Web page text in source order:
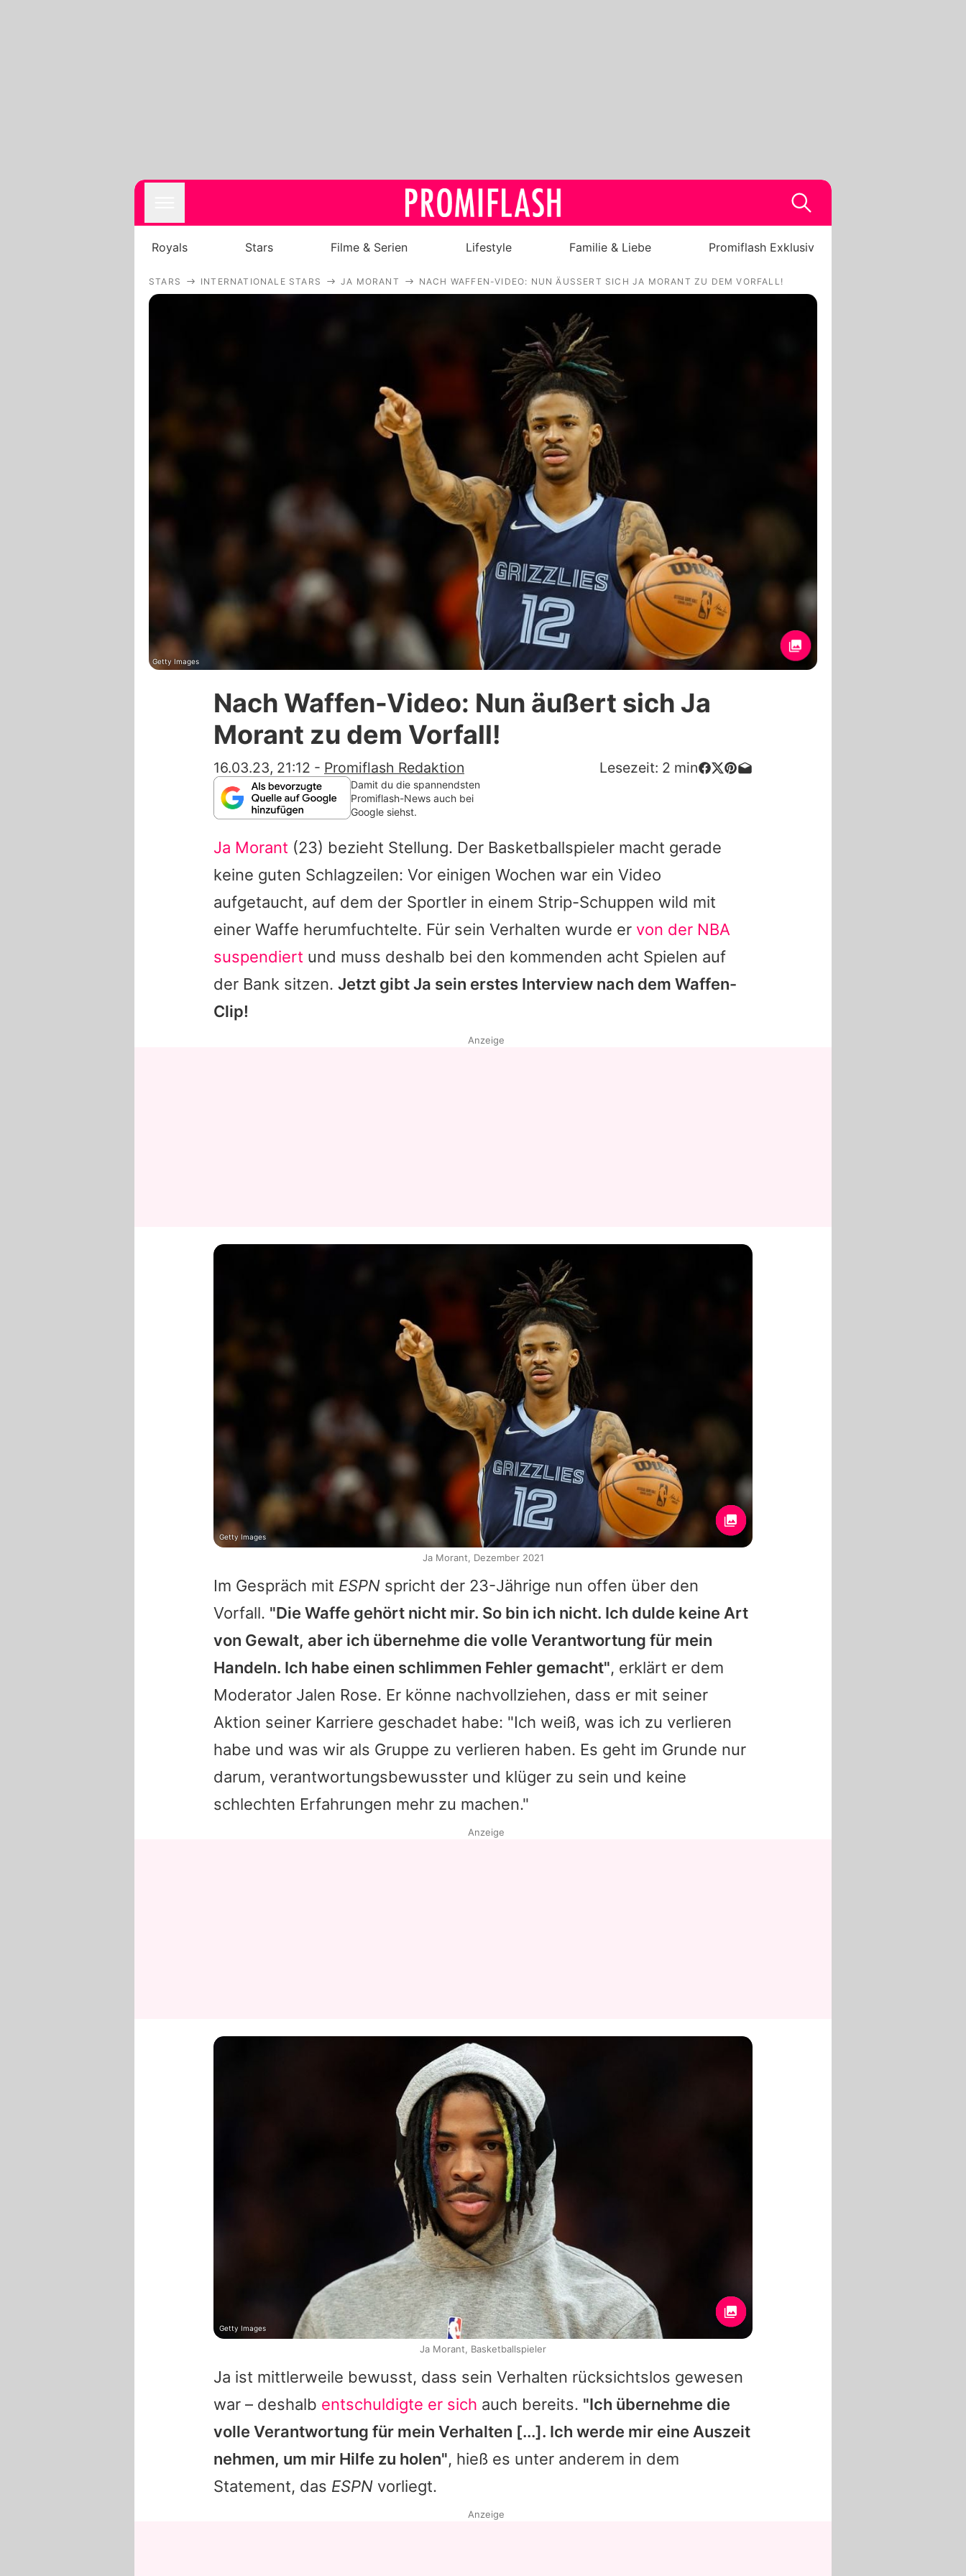
Royals
Filme & Serien
Lifestyle
Familie & Liebe
Promiflash Exklusiv
Alle Themen auf Promiflash
Jobs
App runterladen
Team
Redaktionelle Richtlinien
Impressum
Datenschutzerklärung
Nutzungsbedingungen
Utiq verwalten
Royals Stars Filme & Serien Lifestyle Familie & Liebe Promiflash Exklusiv
STARS INTERNATIONALE STARS JA MORANT NACH WAFFEN-VIDEO: NUN ÄUSSERT SICH JA MORANT ZU DEM VORFALL!
Getty Images
Nach Waffen-Video: Nun äußert sich Ja
Morant zu dem Vorfall!
16.03.23, 21:12 - Promiflash Redaktion Lesezeit: 2 min
Damit du die spannendsten
Promiflash-News auch bei
Google siehst.
Ja Morant (23) bezieht Stellung. Der Basketballspieler macht gerade
keine guten Schlagzeilen: Vor einigen Wochen war ein Video
aufgetaucht, auf dem der Sportler in einem Strip-Schuppen wild mit
einer Waffe herumfuchtelte. Für sein Verhalten wurde er von der NBA
suspendiert und muss deshalb bei den kommenden acht Spielen auf
der Bank sitzen. Jetzt gibtJa sein erstes Interview nach dem Waffen-
Clip!
Im Gespräch mit ESPN spricht der 23-Jährige nun offen über den
Vorfall. "Die Waffe gehört nicht mir. So bin ich nicht. Ich dulde keine Art
von Gewalt, aber ich übernehme die volle Verantwortung für mein
Handeln. Ich habe einen schlimmen Fehler gemacht", erklärt er dem
Moderator Jalen Rose. Er könne nachvollziehen, dass er mit seiner
Aktion seiner Karriere geschadet habe: "Ich weiß, was ich zu verlieren
habe und was wir als Gruppe zu verlieren haben. Es geht im Grunde nur
darum, verantwortungsbewusster und klüger zu sein und keine
schlechten Erfahrungen mehr zu machen."
Ja ist mittlerweile bewusst, dass sein Verhalten rücksichtslos gewesen
war – deshalb entschuldigte er sich auch bereits. "Ich übernehme die
volle Verantwortung für mein Verhalten [...]. Ich werde mir eine Auszeit
nehmen, um mir Hilfe zu holen", hieß es unter anderem in dem
Statement, das ESPN vorliegt.
Anzeige
Getty Images
Ja Morant, Dezember 2021
Anzeige
Getty Images
Ja Morant, Basketballspieler
Anzeige